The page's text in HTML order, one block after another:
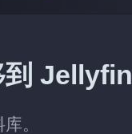
到 Jellyfin
。